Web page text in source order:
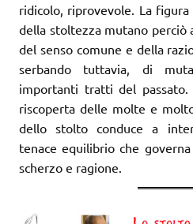
ridicolo, riprovevole. La
della stoltezza mutano perciò
del senso comune e della
serbando tuttavia, di
importanti tratti del
riscoperta delle molte e
dello stolto conduce a
tenace equilibrio che
scherzo e ragione.